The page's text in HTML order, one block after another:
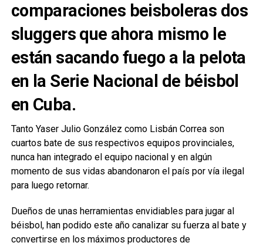
comparaciones beisboleras dos
sluggers que ahora mismo le
están sacando fuego a la pelota
en la Serie Nacional de béisbol
en Cuba.
Tanto Yaser Julio González como Lisbán Correa son
cuartos bate de sus respectivos equipos provinciales,
nunca han integrado el equipo nacional y en algún
momento de sus vidas abandonaron el país por vía ilegal
para luego retornar.
Dueños de unas herramientas envidiables para jugar al
béisbol, han podido este año canalizar su fuerza al bate y
convertirse en los máximos productores de